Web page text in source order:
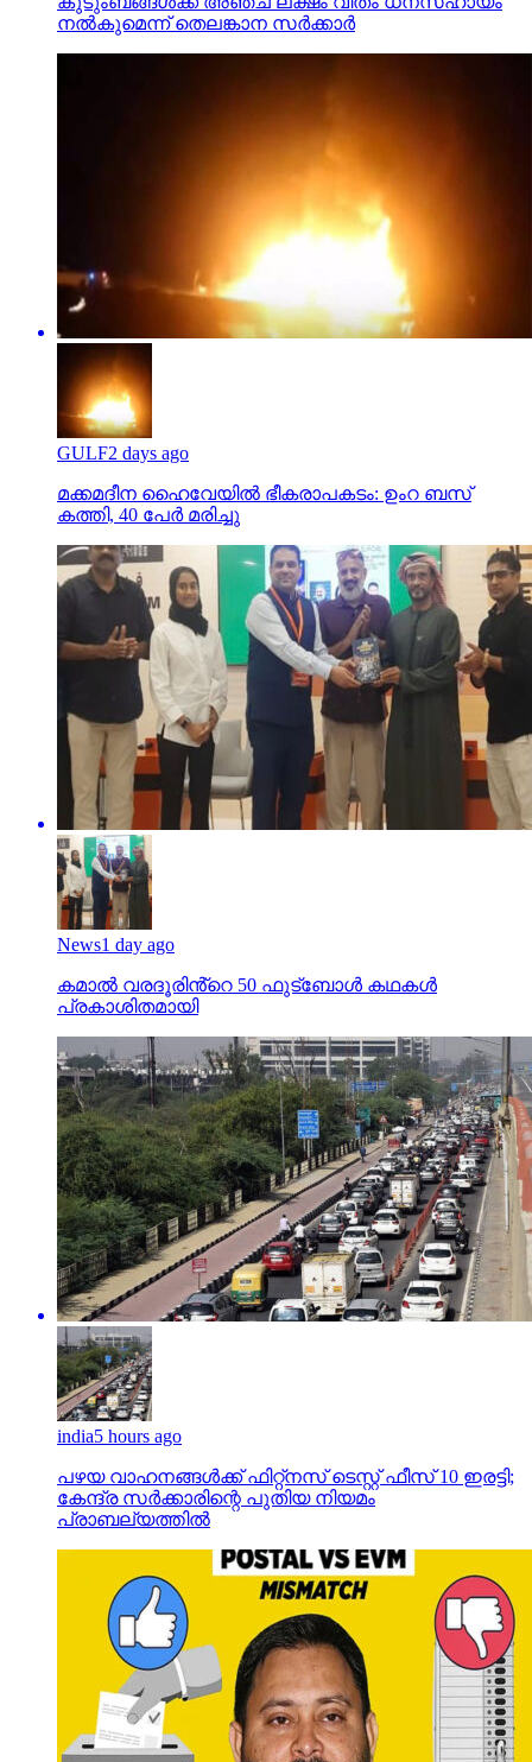
നല്‍കുമെന്ന് തെലങ്കാന സര്‍ക്കാര്‍
GULF2 days ago
മക്കമദീന ഹൈവേയില്‍ ഭീകരാപകടം: ഉംറ ബസ്
കത്തി, 40 പേര്‍ മരിച്ചു
News1 day ago
കമാൽ വരദൂരിൻ്റെ 50 ഫുട്ബോൾ കഥകൾ
പ്രകാശിതമായി
india5 hours ago
പഴയ വാഹനങ്ങള്‍ക്ക് ഫിറ്റ്‌നസ് ടെസ്റ്റ് ഫീസ് 10 ഇരട്ടി;
കേന്ദ്ര സര്‍ക്കാരിന്റെ പുതിയ നിയമം
പ്രാബല്യത്തില്‍